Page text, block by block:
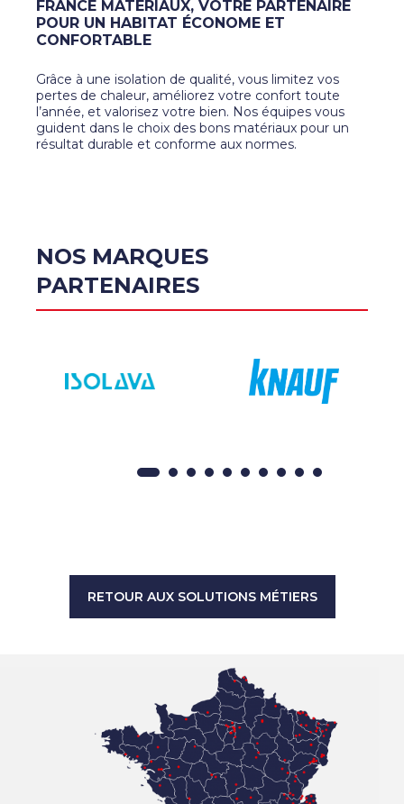
FRANCE MATÉRIAUX, VOTRE PARTENAIRE
POUR UN HABITAT ÉCONOME ET
CONFORTABLE
Grâce à une isolation de qualité, vous limitez vos
pertes de chaleur, améliorez votre confort toute
l’année, et valorisez votre bien. Nos équipes vous
guident dans le choix des bons matériaux pour un
résultat durable et conforme aux normes.
NOS MARQUES
PARTENAIRES
RETOUR AUX SOLUTIONS MÉTIERS